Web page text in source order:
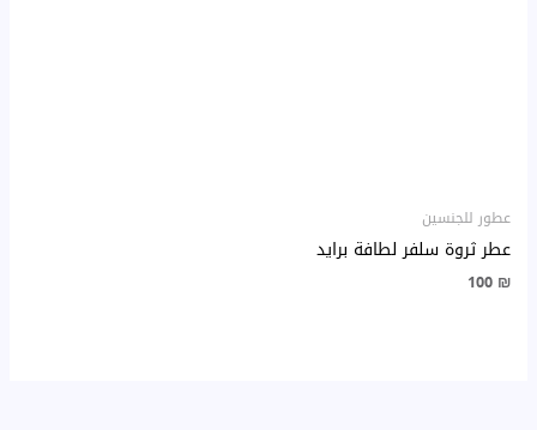
عطور للجنسين
عطر ثروة سلفر لطافة برايد
100 ₪